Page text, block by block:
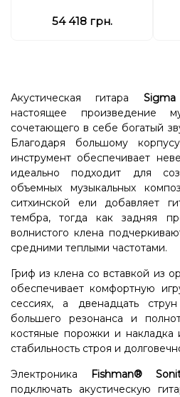
54 418 грн.
Акустическая гитара Sigma
настоящее произведение
сочетающего в себе богатый
Благодаря большому
инструмент обеспечивает
идеально подходит для
объемных музыкальных
ситхинской ели добавляет
тембра, тогда как задняя
волнистого клена
средними теплыми частотами.
Гриф из клена со вставкой из
обеспечивает комфортную
сессиях, а двенадцать
большего резонанса и
костяные порожки и накладка
стабильность строя и
Электроника
Fishman®
подключать акустическую